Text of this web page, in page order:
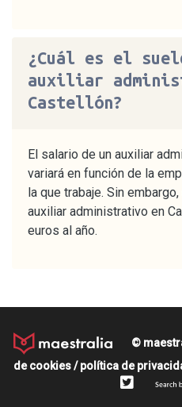
¿Cuál es el
auxiliar
Castellón?
El salario de un auxiliar
variará en función de la
la que trabaje. Sin
auxiliar administrativo en
euros al año.
©
de cookies/política de